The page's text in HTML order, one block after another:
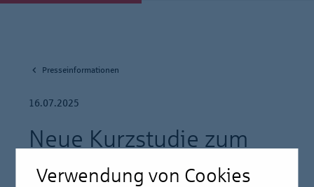
Presseinformationen
16.07.2025
Neue Kurzstudie zum
Erbbaurecht: Impulse für
Verwendung von Cookies